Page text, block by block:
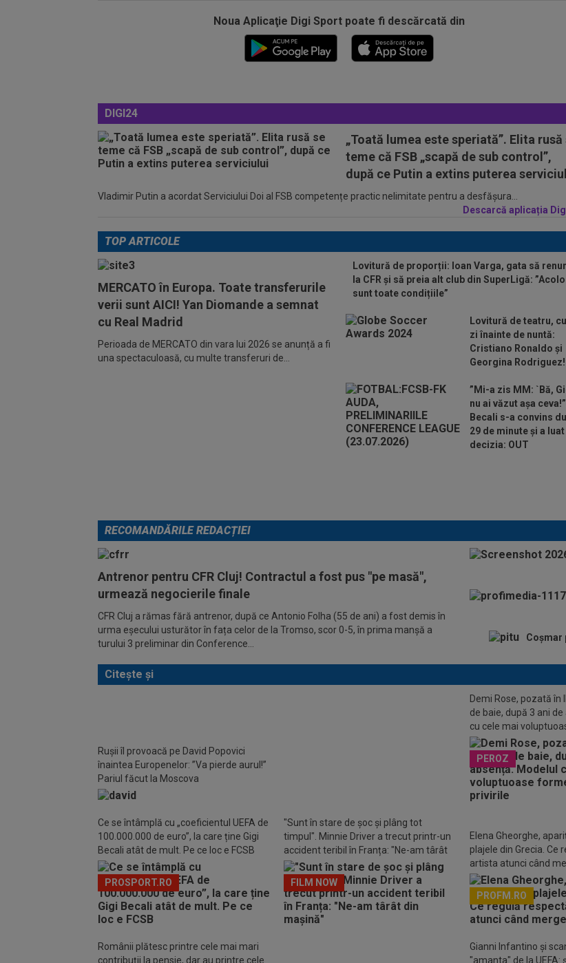
Noua Aplicaţie Digi Sport poate fi descărcată din
DIGI24
„Toată lumea este speriată”. Elita rusă
teme că FSB „scapă de sub control”,
după ce Putin a extins puterea
Vladimir Putin a acordat Serviciului Doi al FSB competențe practic nelimitate pentru a desfășura...
Descarcă aplicația
TOP ARTICOLE
MERCATO în Europa. Toate transferurile
verii sunt AICI! Yan Diomande a semnat
cu Real Madrid
Perioada de MERCATO din vara lui 2026 se anunță a fi
una spectaculoasă, cu multe transferuri de...
Lovitură de proporții: Ioan Varga, gata să
la CFR și să preia alt club din SuperLigă: ”Acolo
sunt toate condițiile”
Lovitură de teatru,
zi înainte de nuntă:
Cristiano Ronaldo și
Georgina Rodriguez!
”Mi-a zis MM: `Bă,
nu ai văzut așa
Becali s-a convins
29 de minute și a luat
decizia: OUT
RECOMANDĂRILE REDACȚIEI
Antrenor pentru CFR Cluj! Contractul a fost pus "pe masă",
urmează negocierile finale
CFR Cluj a rămas fără antrenor, după ce Antonio Folha (55 de ani) a fost demis în
urma eșecului usturător în fața celor de la Tromso, scor 0-5, în prima manșă a
turului 3 preliminar din Conference...
Coșmar
Citește și
Rușii îl provoacă pe David Popovici
înaintea Europenelor: ”Va pierde aurul!”
Pariul făcut la Moscova
Demi Rose, pozată în
de baie, după 3 ani
cu cele mai
toate privirile
PEROZ
Ce se întâmplă cu „coeficientul UEFA de
100.000.000 de euro”, la care ține Gigi
Becali atât de mult. Pe ce loc e FCSB
PROSPORT.RO
"Sunt în stare de șoc și plâng tot
timpul". Minnie Driver a trecut printr-un
accident teribil în Franța: "Ne-am târât
din mașină"
FILM NOW
Elena Gheorghe,
plajele din Grecia. Ce
artista atunci când
PROFM.RO
Românii plătesc printre cele mai mari
contribuții la pensie, dar au printre cele
Gianni Infantino și
"amanta" de la UEFA: